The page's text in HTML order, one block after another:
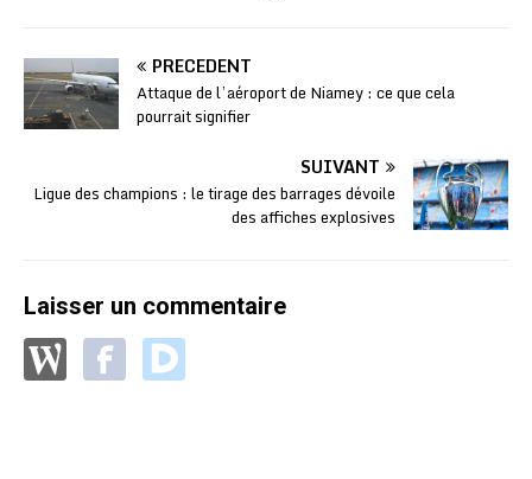
PRÉCÉDENT
Attaque de l’aéroport de Niamey : ce que cela
pourrait signifier
SUIVANT
Ligue des champions : le tirage des barrages dévoile
des affiches explosives
Laisser un commentaire